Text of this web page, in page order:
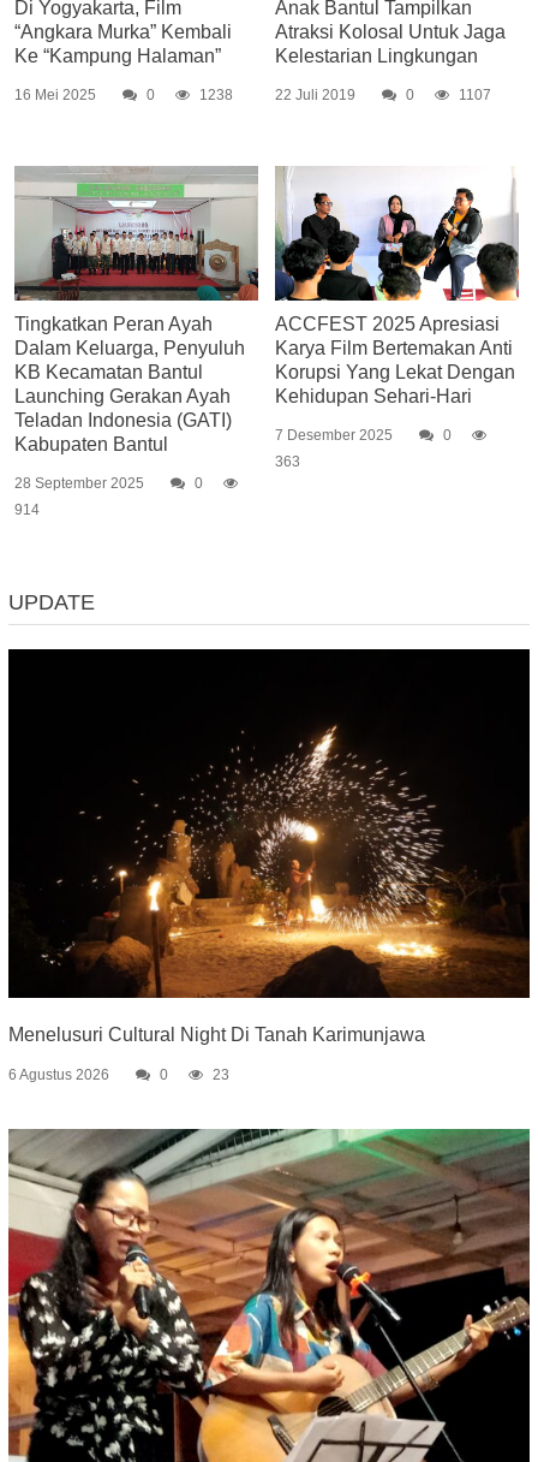
Di Yogyakarta, Film
“Angkara Murka” Kembali
Ke “Kampung Halaman”
16 Mei 2025 0 1238
Anak Bantul Tampilkan
Atraksi Kolosal Untuk Jaga
Kelestarian Lingkungan
22 Juli 2019 0 1107
Tingkatkan Peran Ayah
Dalam Keluarga, Penyuluh
KB Kecamatan Bantul
Launching Gerakan Ayah
Teladan Indonesia (GATI)
Kabupaten Bantul
28 September 2025
0
914
ACCFEST 2025 Apresiasi
Karya Film Bertemakan Anti
Korupsi Yang Lekat Dengan
Kehidupan Sehari-Hari
7 Desember 2025
0
363
UPDATE
Menelusuri Cultural Night Di Tanah Karimunjawa
6 Agustus 2026 0 23